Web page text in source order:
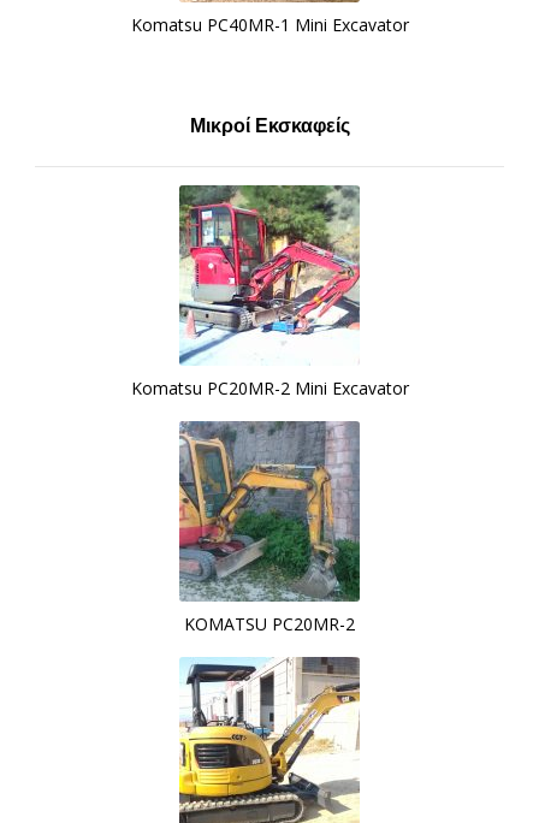
Komatsu PC40MR-1 Mini Excavator
Μικροί Εκσκαφείς
Komatsu PC20MR-2 Mini Excavator
KOMATSU PC20MR-2